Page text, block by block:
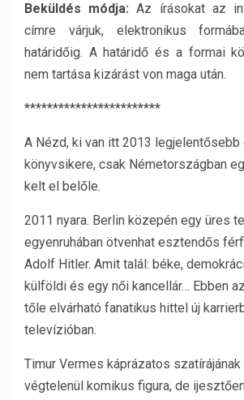
Beküldés módja:Az írásokat az
címre várjuk, elektronikus
határidőig. A határidő és a formai
nem tartása kizárást von maga után.
************************
A Nézd, ki van itt 2013 legjelentősebb
könyvsikere, csak Németországban
kelt el belőle.
2011 nyara. Berlin közepén egy üres
egyenruhában ötvenhat esztendős
Adolf Hitler. Amit talál: béke,
külföldi és egy női kancellár… Ebben
tőle elvárható fanatikus hittel új
televízióban.
Timur Vermes káprázatos
végtelenül komikus figura, de